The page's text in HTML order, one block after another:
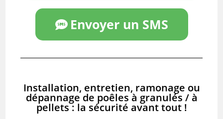
Envoyer un SMS
Installation, entretien, ramonage ou
dépannage de poêles à granulés / à
pellets : la sécurité avant tout !